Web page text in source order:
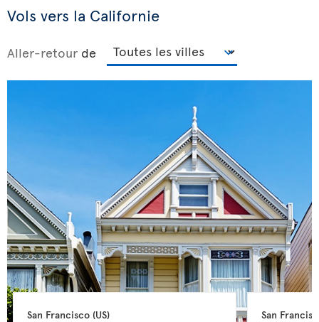
Vols vers la Californie
Aller-retour de
San Francisco (US) San